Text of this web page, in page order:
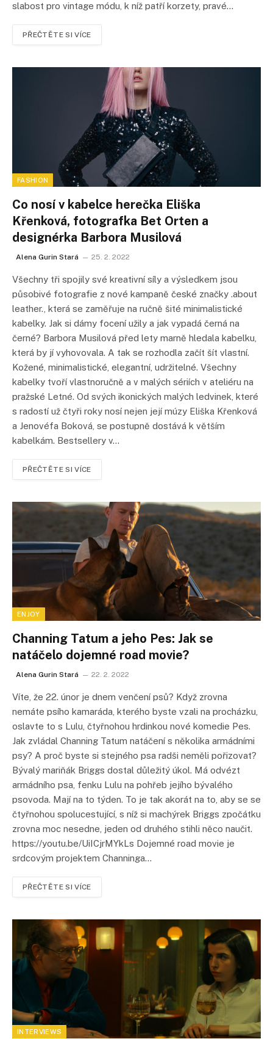
slabost pro vintage módu, k níž patří korzety, pravé…
PŘEČTĚTE SI VÍCE
FASHION
Co nosí v kabelce herečka Eliška
Křenková, fotografka Bet Orten a
designérka Barbora Musilová
Alena Gurin Stará 25. 2. 2022
Všechny tři spojily své kreativní síly a výsledkem jsou
působivé fotografie z nové kampaně české značky .about
leather., která se zaměřuje na ručně šité minimalistické
kabelky. Jak si dámy focení užily a jak vypadá černá na
černé? Barbora Musilová před lety marně hledala kabelku,
která by jí vyhovovala. A tak se rozhodla začít šít vlastní.
Kožené, minimalistické, elegantní, udržitelné. Všechny
kabelky tvoří vlastnoručně a v malých sériích v ateliéru na
pražské Letné. Od svých ikonických malých ledvinek, které
s radostí už čtyři roky nosí nejen její múzy Eliška Křenková
a Jenovéfa Boková, se postupně dostává k větším
kabelkám. Bestsellery v…
PŘEČTĚTE SI VÍCE
ENJOY
Channing Tatum a jeho Pes: Jak se
natáčelo dojemné road movie?
Alena Gurin Stará 22. 2. 2022
Víte, že 22. únor je dnem venčení psů? Když zrovna
nemáte psího kamaráda, kterého byste vzali na procházku,
oslavte to s Lulu, čtyřnohou hrdinkou nové komedie Pes.
Jak zvládal Channing Tatum natáčení s několika armádními
psy? A proč byste si stejného psa radši neměli pořizovat?
Bývalý mariňák Briggs dostal důležitý úkol. Má odvézt
armádního psa, fenku Lulu na pohřeb jejího bývalého
psovoda. Mají na to týden. To je tak akorát na to, aby se se
čtyřnohou spolucestující, s níž si machýrek Briggs zpočátku
zrovna moc nesedne, jeden od druhého stihli něco naučit.
https://youtu.be/UiICjrMYkLs Dojemné road movie je
srdcovým projektem Channinga…
PŘEČTĚTE SI VÍCE
INTERVIEWS